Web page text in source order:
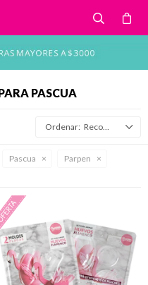
PASCUA
Recomendados
Pascua
Parpen